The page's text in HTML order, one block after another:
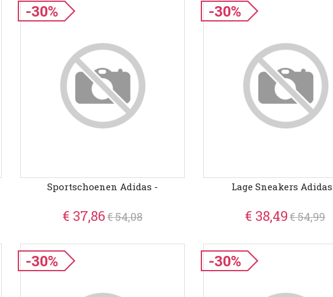
-30%
Sportschoenen Adidas -
€ 37,86€ 54,08
-30%
Lage Sneakers
€ 38,49€ 54,99
-30% -30%